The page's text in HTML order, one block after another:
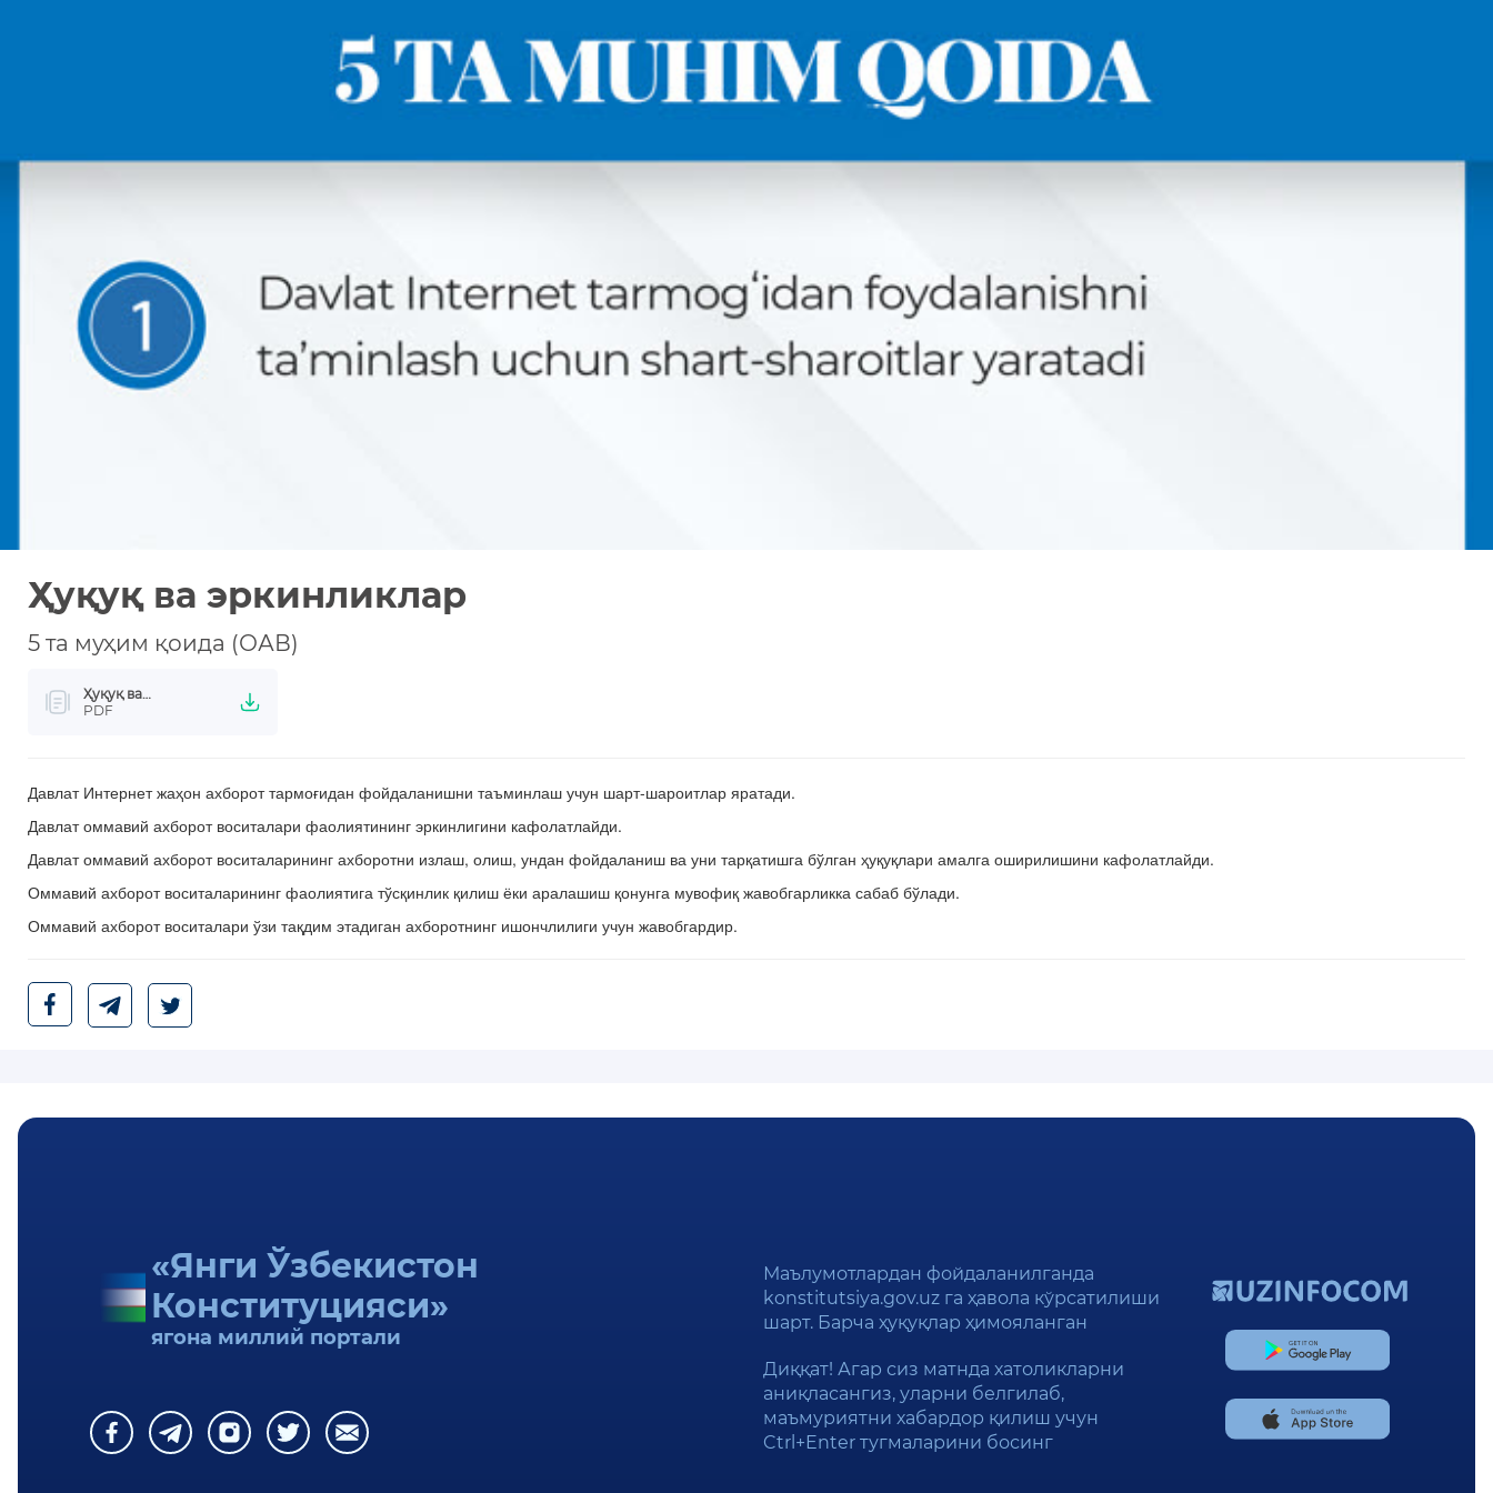
МАХФИЙЛИК СИЁСАТИ
Ҳуқуқ ва эркинликлар
5 та муҳим қоида (ОАВ)
Ҳуқуқ ва
эркинликлар
PDF
Давлат Интернет жаҳон ахборот тармоғидан фойдаланишни таъминлаш учун шарт-шароитлар яратади.
Давлат оммавий ахборот воситалари фаолиятининг эркинлигини кафолатлайди.
Давлат оммавий ахборот воситаларининг ахборотни излаш, олиш, ундан фойдаланиш ва уни тарқатишга бўлган ҳуқуқлари амалга оширилишини кафолатлайди.
Оммавий ахборот воситаларининг фаолиятига тўсқинлик қилиш ёки аралашиш қонунга мувофиқ жавобгарликка сабаб бўлади.
Оммавий ахборот воситалари ўзи тақдим этадиган ахборотнинг ишончлилиги учун жавобгардир.
«Янги Ўзбекистон
Конституцияси»
ягона миллий портали
Маълумотлардан фойдаланилганда
konstitutsiya.gov.uz га ҳавола кўрсатилиши
шарт. Барча ҳуқуқлар ҳимояланган
Диққат! Агар сиз матнда хатоликларни
аниқласангиз, уларни белгилаб,
маъмуриятни хабардор қилиш учун
Ctrl+Enter тугмаларини босинг